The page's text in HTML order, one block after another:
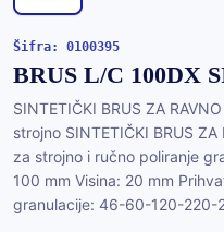
Šifra: 0100395
BRUS L/C 100DX
SINTETIČKI BRUS ZA
strojno SINTETIČKI BRUS ZA
za strojno i ručno poliranje
100 mm Visina: 20 mm
granulacije: 46-60-120-